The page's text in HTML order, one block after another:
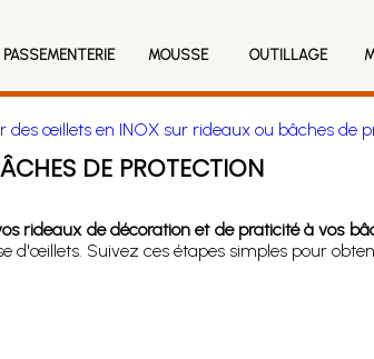
PASSEMENTERIE MOUSSE OUTILLAGE
des œillets en INOX sur rideaux ou bâches de
DE PROTECTION
rideaux de décoration et de praticité à vos
Suivez ces étapes simples pour